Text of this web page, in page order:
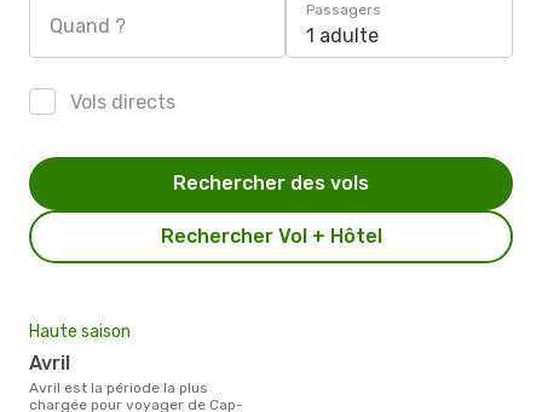
Quand ?
Passagers
1 adulte
Vols directs
Rechercher Vol + Hôtel
Rechercher des vols
Haute saison
avril
avril est la période la plus
chargée pour voyager de Cap-